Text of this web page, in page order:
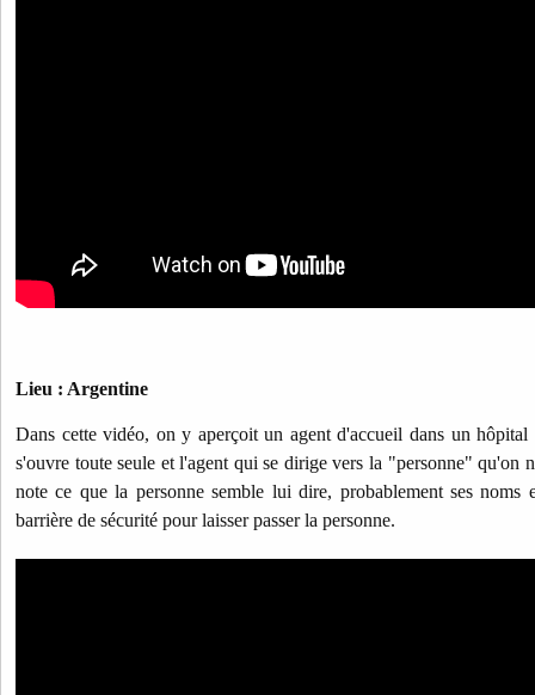
Lieu : Argentine
Dans cette vidéo, on y aperçoit un agent d'accueil dans un
s'ouvre toute seule et l'agent qui se dirige vers la "personne" qu'on
note ce que la personne semble lui dire, probablement ses
barrière de sécurité pour laisser passer la personne.